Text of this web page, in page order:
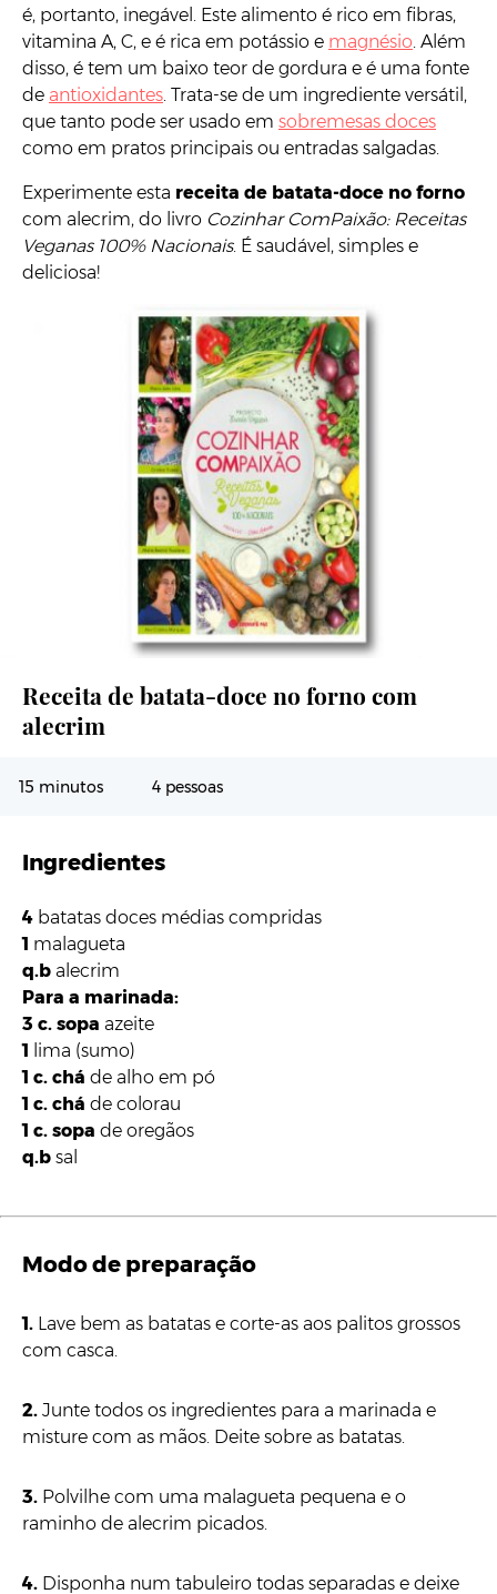
é, portanto, inegável. Este alimento é rico em fibras,
vitamina A, C, e é rica em potássio e magnésio. Além
disso, é tem um baixo teor de gordura e é uma fonte
de antioxidantes. Trata-se de um ingrediente versátil,
que tanto pode ser usado em sobremesas doces
como em pratos principais ou entradas salgadas.
Experimente esta receita de batata-doce no forno
com alecrim, do livro Cozinhar ComPaixão: Receitas
Veganas 100% Nacionais. É saudável, simples e
deliciosa!
Cozinha Compaixão, Guerra & Paz (2018), 16,90€
Receita de batata-doce no forno com
alecrim
15 minutos 4 pessoas
Ingredientes
4 batatas doces médias compridas
1 malagueta
q.b alecrim
Para a marinada:
3 c. sopa azeite
1 lima (sumo)
1 c. chá de alho em pó
1 c. chá de colorau
1 c. sopa de oregãos
q.b sal
Modo de preparação
1. Lave bem as batatas e corte-as aos palitos grossos
com casca.
2. Junte todos os ingredientes para a marinada e
misture com as mãos. Deite sobre as batatas.
3. Polvilhe com uma malagueta pequena e o
raminho de alecrim picados.
4. Disponha num tabuleiro todas separadas e deixe